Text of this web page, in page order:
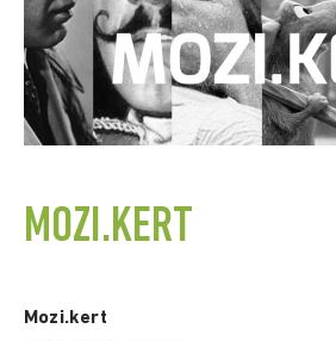
MOZI.KERT
Mozi.kert